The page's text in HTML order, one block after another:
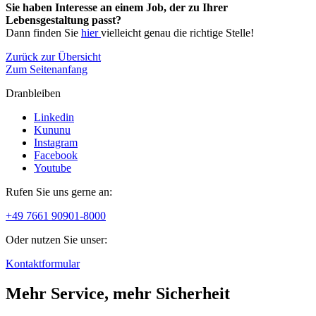
Sie haben Interesse an einem Job, der zu Ihrer
Lebensgestaltung passt?
Dann finden Sie hiervielleicht genau die richtige Stelle!
Zurück zur Übersicht
Zum Seitenanfang
Dranbleiben
Linkedin
Kununu
Instagram
Facebook
Youtube
Rufen Sie uns gerne an:
+49 7661 90901-8000
Oder nutzen Sie unser:
Kontaktformular
Mehr Service, mehr Sicherheit